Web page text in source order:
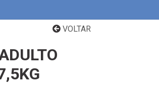
VOLTAR